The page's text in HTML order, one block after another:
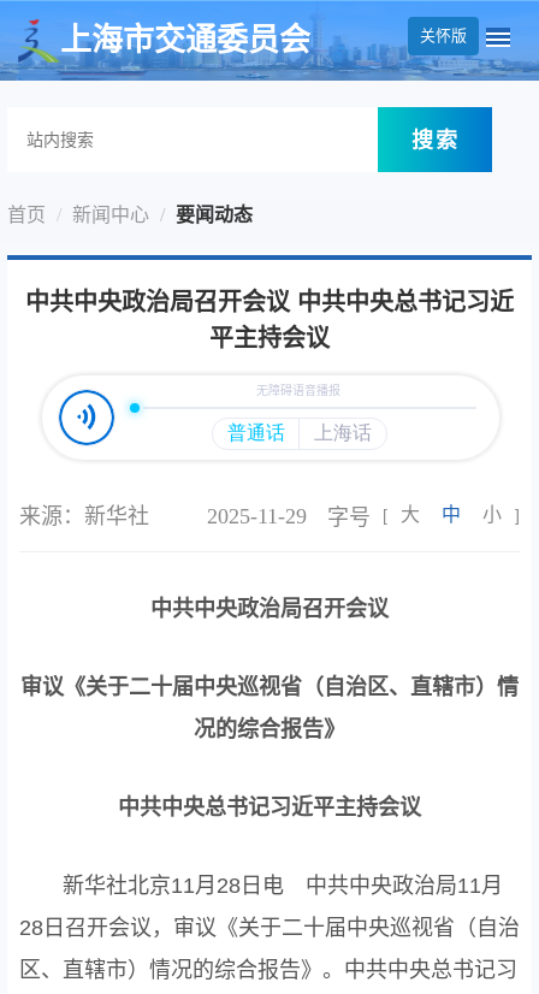
关怀版
搜索
上海市交通委员会
首页 新闻中心 要闻动态
中共中央政治局召开会议 中共中央总书记习近
平主持会议
来源：新华社 2025-11-29 字号 [ 大 中 小 ]
中共中央政治局召开会议
审议《关于二十届中央巡视省（自治区、直辖市）情
况的综合报告》
中共中央总书记习近平主持会议
新华社北京11月28日电 中共中央政治局11月
28日召开会议，审议《关于二十届中央巡视省（自治
区、直辖市）情况的综合报告》。中共中央总书记习